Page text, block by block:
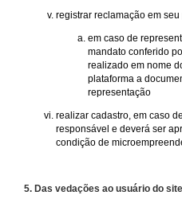
registrar reclamação em
em caso de
mandato conferido
realizado em nome
plataforma a
representação
realizar cadastro, em caso
responsável e deverá ser
condição de
5. Das vedações ao usuário do site